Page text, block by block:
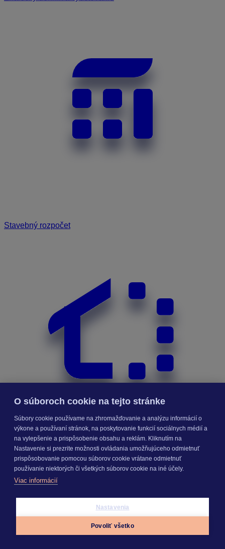
Stavebný rozpočet
Priebeh výstavby
O súboroch cookie na tejto stránke
Súbory cookie používame na zhromažďovanie a analýzu informácií o
výkone a používaní stránok, na poskytovanie funkcií sociálnych médií a
na vylepšenie a prispôsobenie obsahu a reklám. Kliknutím na
Nastavenie si prezrite možnosti ovládania umožňujúceho odmietnuť
prispôsobovanie pomocou súborov cookie vrátane odmietnuť
používanie niektorých či všetkých súborov cookie na iné účely.
Viac informácií
Nastavenia
Povoliť všetko